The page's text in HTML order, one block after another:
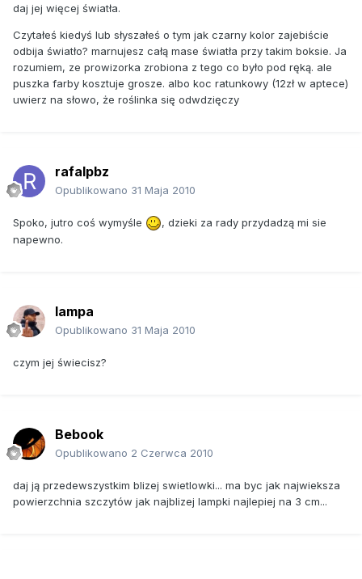
daj jej więcej światła.
Czytałeś kiedyś lub słyszałeś o tym jak czarny kolor zajebiście
odbija światło? marnujesz całą mase światła przy takim boksie. Ja
rozumiem, ze prowizorka zrobiona z tego co było pod ręką. ale
puszka farby kosztuje grosze. albo koc ratunkowy (12zł w aptece)
uwierz na słowo, że roślinka się odwdzięczy
rafalpbz
Opublikowano 31 Maja 2010
Spoko, jutro coś wymyśle
, dzieki za rady przydadzą mi sie
napewno.
lampa
Opublikowano 31 Maja 2010
czym jej świecisz?
Bebook
Opublikowano 2 Czerwca 2010
daj ją przedewszystkim blizej swietlowki... ma byc jak najwieksza
powierzchnia szczytów jak najblizej lampki najlepiej na 3 cm...